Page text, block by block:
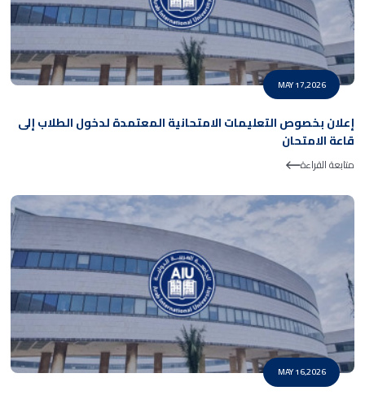
MAY 17,2026
إعلان بخصوص التعليمات الامتحانية المعتمدة لدخول الطلاب إلى
قاعة الامتحان
متابعة القراءة
MAY 16,2026